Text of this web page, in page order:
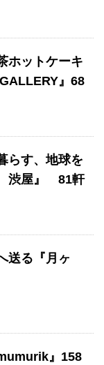
ホットケーキ
』68
らす、地球を
渋屋』 81軒
送る『月ヶ
』158